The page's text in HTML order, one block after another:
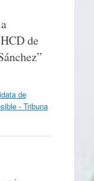
de
”
de
- Tribuna